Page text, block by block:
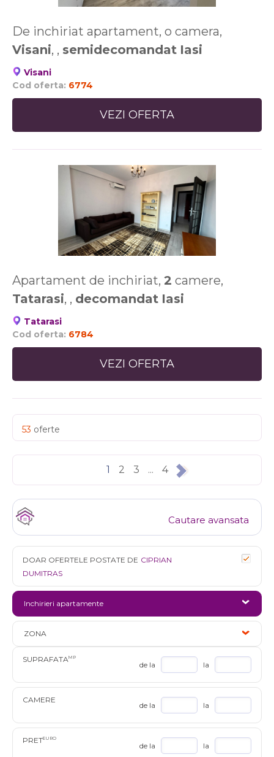
Cautare avansata
DOAR OFERTELE POSTATE DE CIPRIAN
DUMITRAS
Inchirieri apartamente
ZONA
SUPRAFATAMP
de la la
CAMERE
de la la
PRETEURO
de la la
De inchiriat apartament, o camera,
Visani, , semidecomandat Iasi
Visani
Cod oferta: 6774
VEZI OFERTA
Apartament de inchiriat, 2 camere,
Tatarasi, , decomandat Iasi
Tatarasi
Cod oferta: 6784
VEZI OFERTA
53 oferte
1 2 3 ... 4